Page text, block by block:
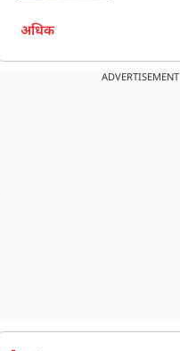
अधिक
ADVERTISEMENT